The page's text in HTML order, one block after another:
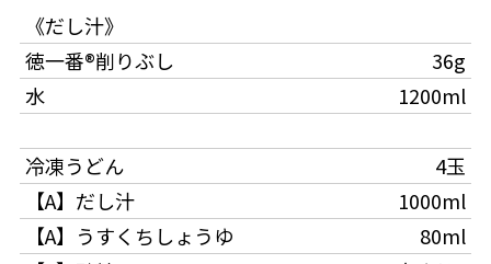
旨さ、別格。だし屋の鍋
おいしいレシピを商品から探す
めんつゆレシピ
かつお節・だしを楽しむ
採用情報
- ジョブリターン制
Global
《だし汁》
徳一番®削りぶし
36g
水
1200ml
冷凍うどん
4玉
【A】だし汁
1000ml
【A】うすくちしょうゆ
80ml